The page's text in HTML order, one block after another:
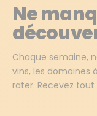
Ne
Chaque semaine,
vins, les domaines
rater. Recevez